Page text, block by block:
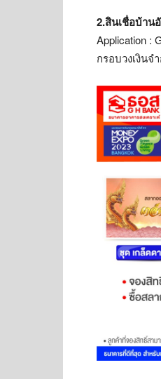
2.สินเชื่อบ้าน
Application :
กรอบวงเงินจ